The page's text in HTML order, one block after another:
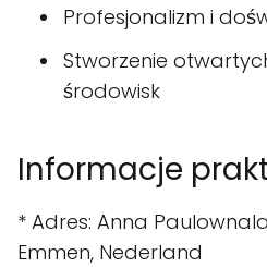
Profesjonalizm i
Stworzenie
środowisk
Informacje
* Adres: Anna
Emmen, Nederland